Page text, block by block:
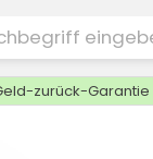
zurück-